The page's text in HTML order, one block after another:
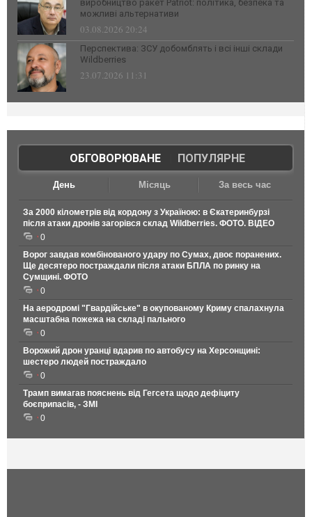
виробництво ракет Patriot: політика, безпека та
можливі альтернативи
03.08.2026 20:24
Перспектива: ЗСУ добомблять і всі інші склади
Wildberries
23.07.2026 11:31
ОБГОВОРЮВАНЕ| ПОПУЛЯРНЕ
День Місяць За весь час
За 2000 кілометрів від кордону з Україною: в Єкатеринбурзі
після атаки дронів загорівся склад Wildberries. ФОТО. ВІДЕО
0
Ворог завдав комбінованого удару по Сумах, двоє поранених.
Ще десятеро постраждали після атаки БПЛА по ринку на
Сумщині. ФОТО
0
На аеродромі "Гвардійське" в окупованому Криму спалахнула
масштабна пожежа на складі пального
0
Ворожий дрон уранці вдарив по автобусу на Херсонщині:
шестеро людей постраждало
0
Трамп вимагав пояснень від Гегсета щодо дефіциту
боєприпасів, - ЗМІ
0